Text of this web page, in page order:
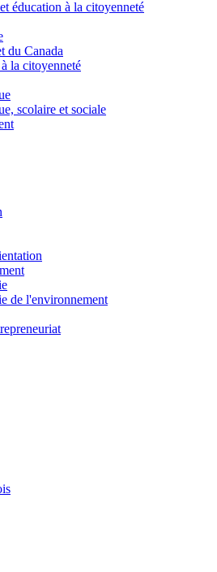
éducation à la citoyenneté
du Canada
la citoyenneté
scolaire et sociale
de l'environnement